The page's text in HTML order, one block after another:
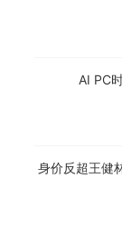
AI PC
身价反超王健